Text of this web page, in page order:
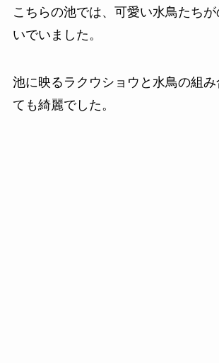
こちらの池では、可愛い水鳥たち
いでいました。
池に映るラクウショウと水鳥の組み
ても綺麗でした。